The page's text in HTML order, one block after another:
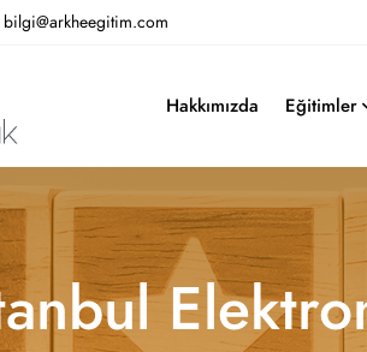
bilgi@arkheegitim.com
Hakkımızda Eğitimler